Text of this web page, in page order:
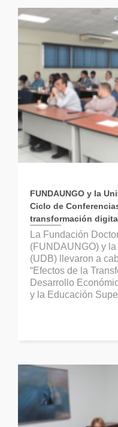
FUNDAUNGO y la
Ciclo de
transformación
La Fundación
(FUNDAUNGO) y
(UDB) llevaron a
“Efectos de la
Desarrollo
y la Educación